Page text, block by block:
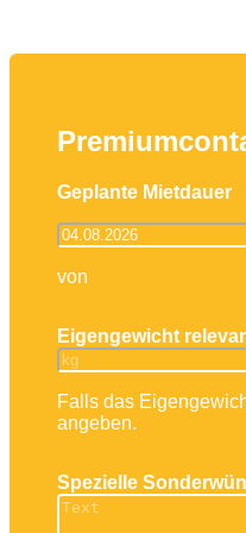
Geplante Mietdauer
von
Eigengewicht
Falls das
angeben.
Spezielle